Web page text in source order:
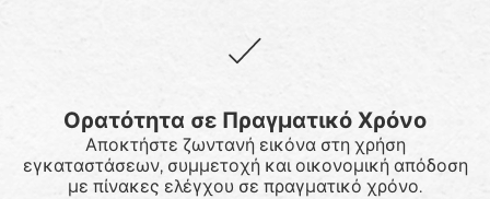
Ορατότητα σε Πραγματικό Χρόνο
Αποκτήστε ζωντανή εικόνα στη χρήση
εγκαταστάσεων, συμμετοχή και οικονομική απόδοση
με πίνακες ελέγχου σε πραγματικό χρόνο.